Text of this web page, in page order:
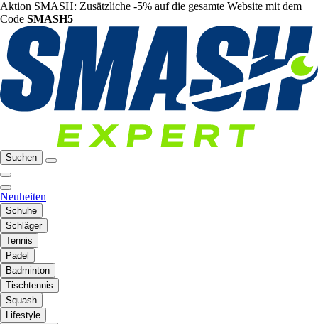
Aktion SMASH: Zusätzliche -5% auf die gesamte Website mit dem
Code SMASH5
Suchen
Neuheiten
Schuhe
Schläger
Tennis
Padel
Badminton
Tischtennis
Squash
Lifestyle